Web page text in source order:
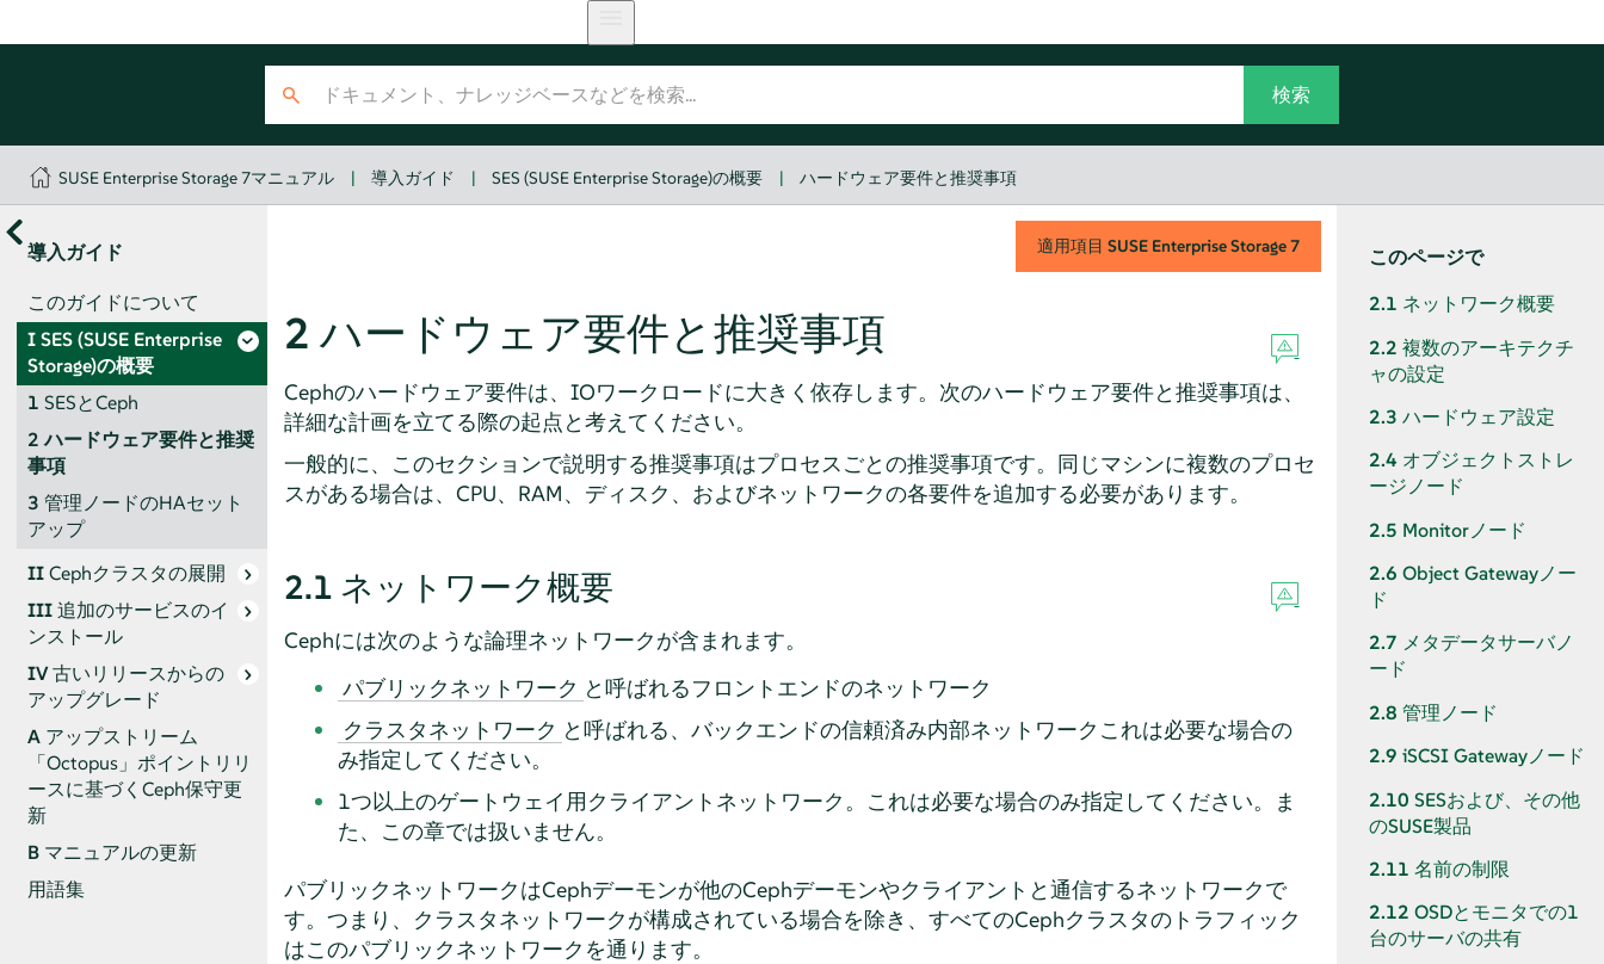
SUSE Enterprise Storage 7マニュアル | 導入ガイド | SES (SUSE Enterprise Storage)の概要 | ハードウェア要件と推奨事項
導入ガイド
このガイドについて
ISES (SUSE Enterprise
Storage)の概要
1 SESとCeph
2ハードウェア要件と推奨
事項
3 管理ノードのHAセット
アップ
IICephクラスタの展開
III追加のサービスのイ
ンストール
IV古いリリースからの
アップグレード
A アップストリーム
「Octopus」ポイントリリ
ースに基づくCeph保守更
新
B マニュアルの更新
用語集
適用項目 SUSE Enterprise Storage7
2 ハードウェア要件と推奨事項
Cephのハードウェア要件は、IOワークロードに大きく依存します。次のハードウェア要件と推奨事項は、
詳細な計画を立てる際の起点と考えてください。
一般的に、このセクションで説明する推奨事項はプロセスごとの推奨事項です。同じマシンに複数のプロセ
スがある場合は、CPU、RAM、ディスク、およびネットワークの各要件を追加する必要があります。
2.1 ネットワーク概要
Cephには次のような論理ネットワークが含まれます。
パブリックネットワーク と呼ばれるフロントエンドのネットワーク
クラスタネットワーク と呼ばれる、バックエンドの信頼済み内部ネットワークこれは必要な場合の
み指定してください。
1つ以上のゲートウェイ用クライアントネットワーク。これは必要な場合のみ指定してください。ま
た、この章では扱いません。
パブリックネットワークはCephデーモンが他のCephデーモンやクライアントと通信するネットワークで
す。つまり、クラスタネットワークが構成されている場合を除き、すべてのCephクラスタのトラフィック
はこのパブリックネットワークを通ります。
このページで
2.1 ネットワーク概要
2.2 複数のアーキテクチ
ャの設定
2.3 ハードウェア設定
2.4 オブジェクトストレ
ージノード
2.5 Monitorノード
2.6 Object Gatewayノー
ド
2.7 メタデータサーバノ
ード
2.8 管理ノード
2.9 iSCSI Gatewayノード
2.10 SESおよび、その他
のSUSE製品
2.11 名前の制限
2.12 OSDとモニタでの1
台のサーバの共有